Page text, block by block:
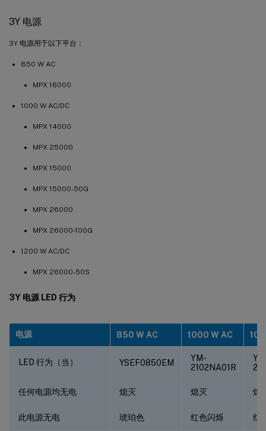
3Y 电源
3Y 电源用于以下平台：
850 W AC
MPX 16000
1000 W AC/DC
MPX 14000
MPX 25000
MPX 15000
MPX 15000-50G
MPX 26000
MPX 26000-100G
1200 W AC/DC
MPX 26000-50S
3Y 电源 LED 行为
电源 850 W AC 1000 W AC
LED 行为（当） YSEF0850EM
YM-
2102NA01R
任何电源均无电 熄灭 熄灭 熄
此电源无电 琥珀色 红色闪烁 红